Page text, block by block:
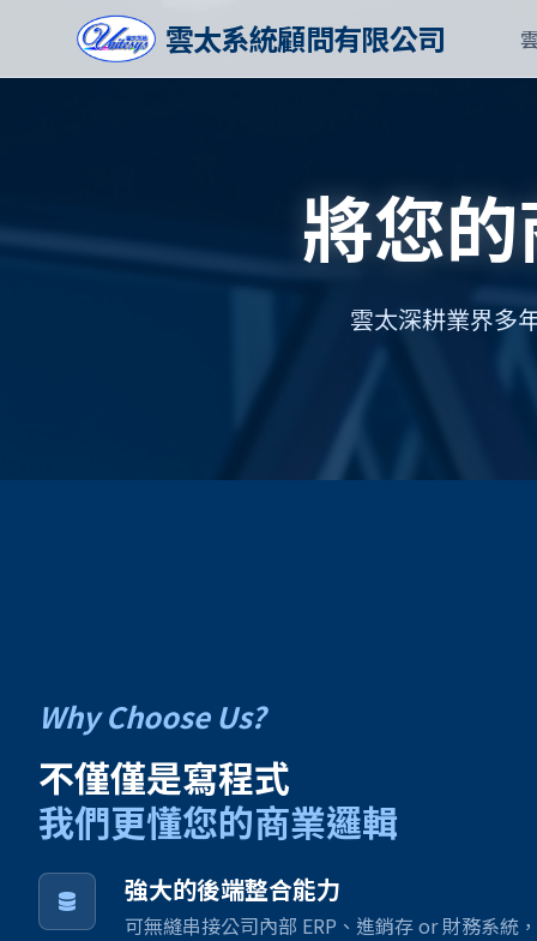
雲太系統顧問有限公司
將您
雲太深耕業界多
Why Choose Us?
不僅僅是寫程式
我們更懂您的商業邏輯
強大的後端整合能力
可無縫串接公司內部 ERP、進銷存 or 財務系統